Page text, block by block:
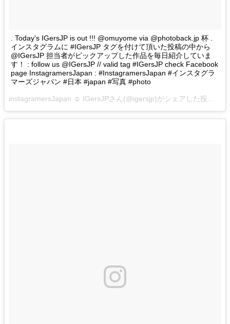
. Today's IGersJP is out !!! @omuyome via @photoback.jp 杯 .
インスタグラムに #IGersJP タグを付けて頂いた投稿の中から
@IGersJP 担当者がピックアップした作品を毎日紹介していま
す！ : follow us @IGersJP // valid tag #IGersJP check Facebook
page InstagramersJapan : #InstagramersJapan #インスタグラ
マーズジャパン #日本 #japan #写真 #photo
instagramersJapan ☺︎ IGersJPさん(@igersjp)がシェアした投稿 –